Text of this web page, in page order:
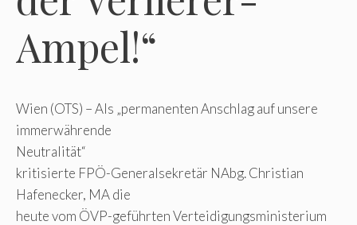
Ampel!“
Wien (OTS) – Als „permanenten Anschlag auf unsere
immerwährende
Neutralität“
kritisierte FPÖ-Generalsekretär NAbg. Christian
Hafenecker, MA die
heute vom ÖVP-geführten Verteidigungsministerium